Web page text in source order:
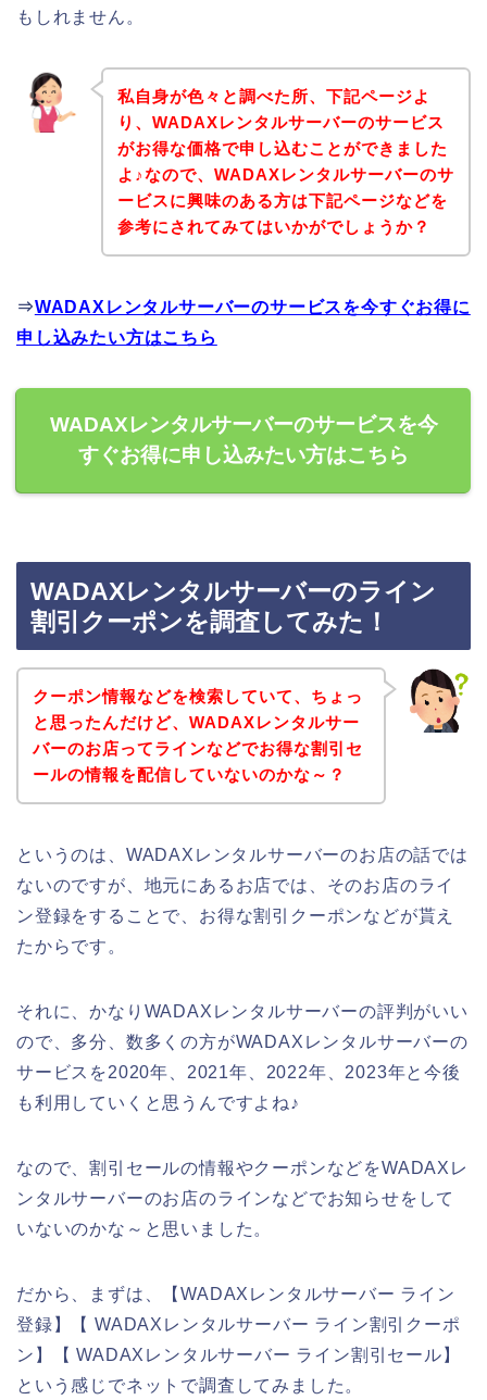
もしれません。
私自身が色々と調べた所、下記ページよ
り、WADAXレンタルサーバーのサービス
がお得な価格で申し込むことができました
よ♪なので、WADAXレンタルサーバーのサ
ービスに興味のある方は下記ページなどを
参考にされてみてはいかがでしょうか？
⇒WADAXレンタルサーバーのサービスを今すぐお得に
申し込みたい方はこちら
WADAXレンタルサーバーのサービスを今
すぐお得に申し込みたい方はこちら
WADAXレンタルサーバーのライン
割引クーポンを調査してみた！
クーポン情報などを検索していて、ちょっ
と思ったんだけど、WADAXレンタルサー
バーのお店ってラインなどでお得な割引セ
ールの情報を配信していないのかな～？
というのは、WADAXレンタルサーバーのお店の話では
ないのですが、地元にあるお店では、そのお店のライ
ン登録をすることで、お得な割引クーポンなどが貰え
たからです。
それに、かなりWADAXレンタルサーバーの評判がいい
ので、多分、数多くの方がWADAXレンタルサーバーの
サービスを2020年、2021年、2022年、2023年と今後
も利用していくと思うんですよね♪
なので、割引セールの情報やクーポンなどをWADAXレ
ンタルサーバーのお店のラインなどでお知らせをして
いないのかな～と思いました。
だから、まずは、【WADAXレンタルサーバー ライン
登録】【 WADAXレンタルサーバー ライン割引クーポ
ン】【 WADAXレンタルサーバー ライン割引セール】
という感じでネットで調査してみました。